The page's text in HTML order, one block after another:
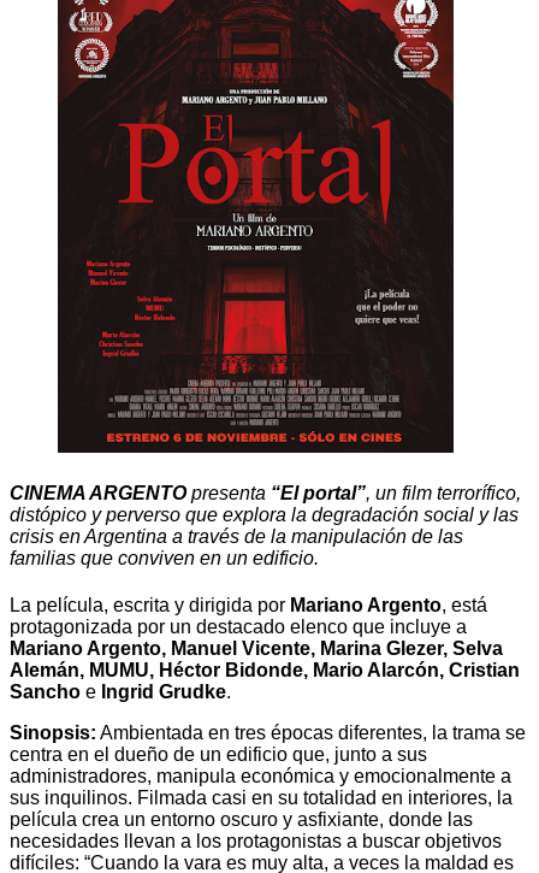
CINEMA ARGENTOpresenta “El portal”, un film terrorífico,
distópico y perverso que explora la degradación social y las
crisis en Argentina a través de la manipulación de las
familias que conviven en un edificio.
La película, escrita y dirigida por Mariano Argento, está
protagonizada por un destacado elenco que incluye a
Mariano Argento, Manuel Vicente, Marina Glezer, Selva
Alemán, MUMU, Héctor Bidonde, Mario Alarcón, Cristian
Sancho e Ingrid Grudke.
Sinopsis: Ambientada en tres épocas diferentes, la trama se
centra en el dueño de un edificio que, junto a sus
administradores, manipula económica y emocionalmente a
sus inquilinos. Filmada casi en su totalidad en interiores, la
película crea un entorno oscuro y asfixiante, donde las
necesidades llevan a los protagonistas a buscar objetivos
difíciles: “Cuando la vara es muy alta, a veces la maldad es